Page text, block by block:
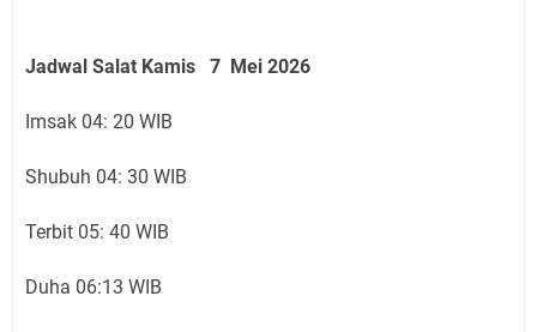
Jadwal Salat Kamis 7 Mei 2026
Imsak 04: 20 WIB
Shubuh 04: 30 WIB
Terbit 05: 40 WIB
Duha 06:13 WIB